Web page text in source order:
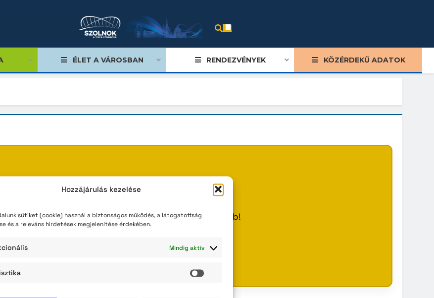
Hozzájárulás kezelése
sütiket (cookie) használ a biztonságos működés, a látogatottság
és a releváns hirdetések megjelenítése érdekében.
Mindig aktív
önkormányzatok
stratégiák, koncepciók
ÉLET A VÁROSBAN RENDEZVÉNYEK KÖZÉRDEKŰ ADATOK
nincs közzétett tartalom
pillanatnyilag üres. Kérjük, látogasson vissza később!